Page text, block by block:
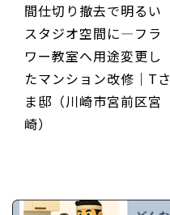
間仕切り撤去で明るい
スタジオ空間に—フラ
ワー教室へ用途変更し
たマンション改修｜Tさ
ま邸（川崎市宮前区宮
崎）